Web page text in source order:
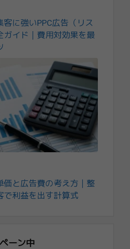
客に強いPPC広告（リス
ガイド｜費用対効果を最
価と広告費の考え方｜整
で利益を出す計算式
ーン中